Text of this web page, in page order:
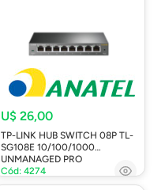
U$ 26,00
TP-LINK HUB SWITCH 08P TL-
SG108E 10/100/1000
UNMANAGED PRO
Cód: 4274